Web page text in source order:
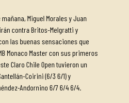
Miguel Morales y Juan
contra Britos-Melgratti y
las buenas sensaciones que
Monaco Master con sus primeros
Claro Chile Open tuvieron un
Coirini (6/3 6/1) y
Andornino 6/7 6/4 6/4.